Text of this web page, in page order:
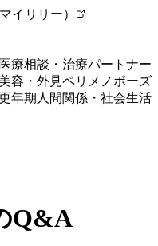
イリリー）
医療相談・治療パートナー
美容・外見ペリメノポーズ
年期 人間関係・社会生活
Q&A